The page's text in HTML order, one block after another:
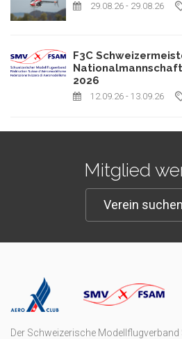
29.08.26 - 29.08.26
F3C
2026
12.09.26 - 13.09.26
Mitglied
Verein suchen
Der Schweizerische